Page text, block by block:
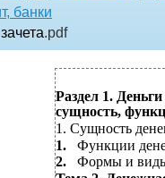
банки
.pdf
Раздел 1.
сущность,
1. Сущность
1.
Функции
2.
Формы и